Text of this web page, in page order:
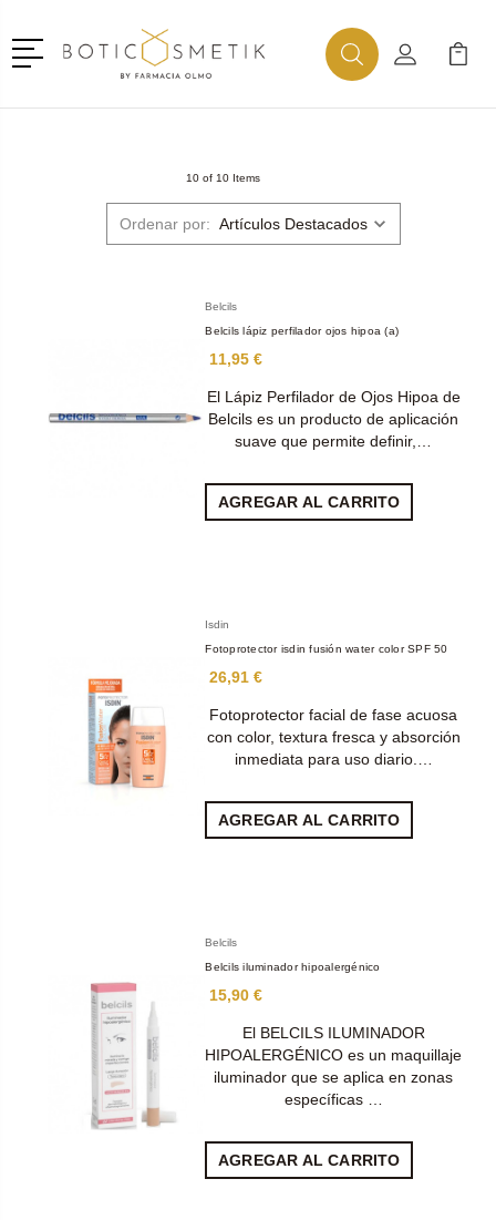
Menú
BuscarMi Cuenta
Mi
10 of 10 Items
Ordenar por:
Belcils
Belcils lápiz perfilador ojos hipoa (a)
11,95 €
El Lápiz Perfilador de Ojos Hipoa de
Belcils es un producto de aplicación
suave que permite definir,…
AGREGAR AL CARRITO
Isdin
Fotoprotector isdin fusión water color SPF 50
26,91 €
Fotoprotector facial de fase acuosa
con color, textura fresca y absorción
inmediata para uso diario.…
AGREGAR AL CARRITO
Belcils
Belcils iluminador hipoalergénico
15,90 €
El BELCILS ILUMINADOR
HIPOALERGÉNICO es un maquillaje
iluminador que se aplica en zonas
específicas …
AGREGAR AL CARRITO